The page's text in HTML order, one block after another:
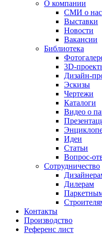
О компании
СМИ о нас
Выставки
Новости
Вакансии
Библиотека
3D-
Дизайн-
Эскизы
Чертежи
Каталоги
Видео о
Идеи
Статьи
Вопрос-
Сотрудничество
Дилерам
Контакты
Производство
Референс лист